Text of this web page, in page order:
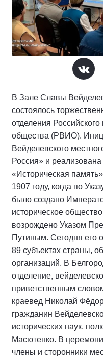
В Зале Славы
состоялось
отделения
общества (РВИО).
Вейделевского
Россия» и
«Историческая
1907 году, когда по
было создано
историческое
возрождено Указом
Путиным. Сегодня его
89 субъектах страны,
организаций. В
отделение,
приветственным
краевед Николай
гражданин
исторических наук,
Масютенко. В
члены и сторонники